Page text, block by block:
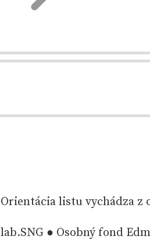
Orientácia listu vychádza z
lab.SNG ● Osobný fond